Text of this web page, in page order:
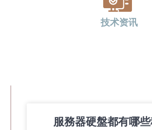
技术资讯
服務器硬盤都有哪